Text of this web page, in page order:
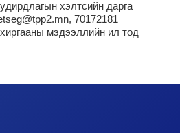
хэлтсийн дарга
70172181
мэдээллийн ил тод